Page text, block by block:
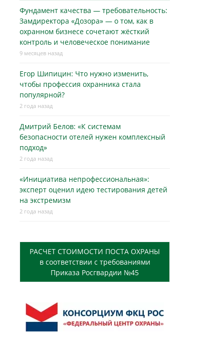
Фундамент качества — требовательность:
Замдиректора «Дозора» — о том, как в
охранном бизнесe сочетают жёсткий
контроль и человеческое понимание
9 месяцев назад
Егор Шипицин: Что нужно изменить,
чтобы профессия охранника стала
популярной?
2 года назад
Дмитрий Белов: «К системам
безопасности отелей нужен комплексный
подход»
2 года назад
«Инициатива непрофессиональная»:
эксперт оценил идею тестирования детей
на экстремизм
2 года назад
РАСЧЕТ СТОИМОСТИ ПОСТА ОХРАНЫ
в соответствии с требованиями
Приказа Росгвардии №45